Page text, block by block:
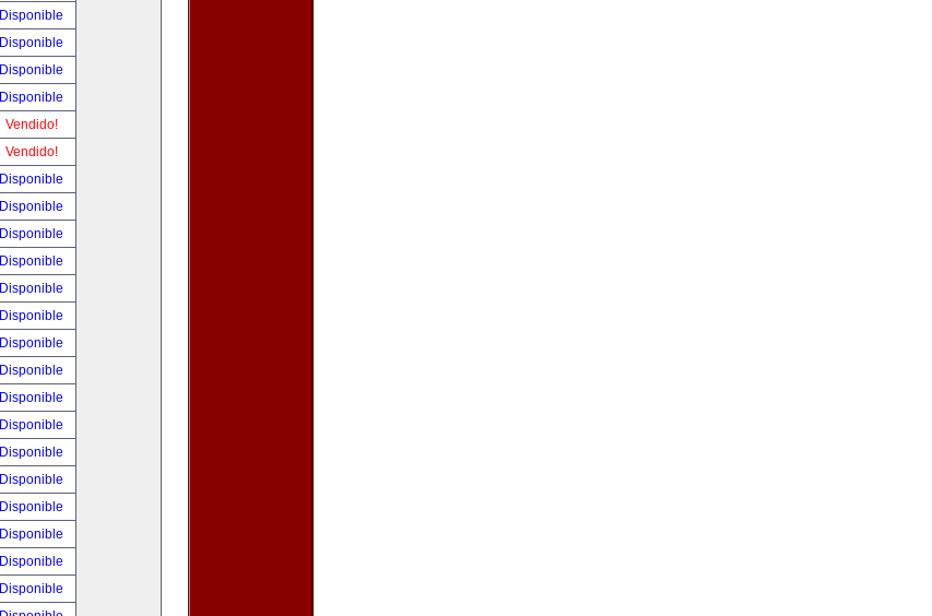
Disponible
Disponible
Disponible
Disponible
Vendido!
Vendido!
Disponible
Disponible
Disponible
Disponible
Disponible
Disponible
Disponible
Disponible
Disponible
Disponible
Disponible
Disponible
Disponible
Disponible
Disponible
Disponible